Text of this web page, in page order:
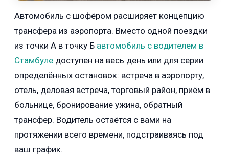
Автомобиль с шофёром расширяет концепцию
трансфера из аэропорта. Вместо одной поездки
из точки А в точку Б автомобиль с водителем в
Стамбуле доступен на весь день или для серии
определённых остановок: встреча в аэропорту,
отель, деловая встреча, торговый район, приём в
больнице, бронирование ужина, обратный
трансфер. Водитель остаётся с вами на
протяжении всего времени, подстраиваясь под
ваш график.